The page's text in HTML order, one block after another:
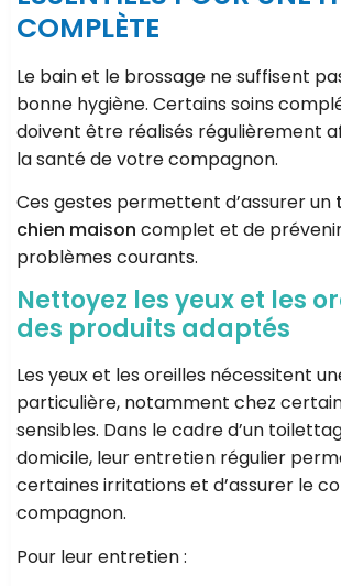
COMPLÈTE
Le bain et le brossage ne suffisent
bonne hygiène. Certains soins
doivent être réalisés régulièrement
la santé de votre compagnon.
Ces gestes permettent d’assurer un
chien maison complet et de
problèmes courants.
Nettoyez les yeux et les
des produits adaptés
Les yeux et les oreilles nécessitent
particulière, notamment chez
sensibles. Dans le cadre d’un
domicile, leur entretien régulier
certaines irritations et d’assurer le
compagnon.
Pour leur entretien :